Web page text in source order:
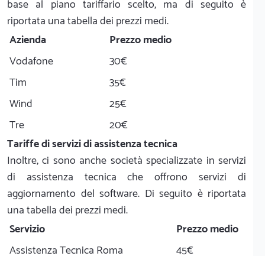
base al piano tariffario scelto, ma di seguito è
riportata una tabella dei prezzi medi.
Azienda
Prezzo medio
Vodafone
30€
Tim
35€
Wind
25€
Tre
20€
Tariffe di servizi di assistenza tecnica
Inoltre, ci sono anche società specializzate in servizi
di assistenza tecnica che offrono servizi di
aggiornamento del software. Di seguito è riportata
una tabella dei prezzi medi.
Servizio
Prezzo medio
Assistenza Tecnica Roma
45€